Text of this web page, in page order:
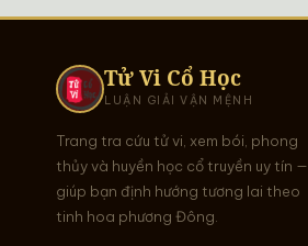
Tử Vi Cổ Học
LUẬN GIẢI VẬN MỆNH
Trang tra cứu tử vi, xem bói, phong
thủy và huyền học cổ truyền uy tín —
giúp bạn định hướng tương lai theo
tinh hoa phương Đông.